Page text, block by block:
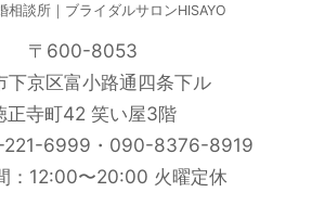
相談所｜ブライダルサロンHISAYO
〒600-8053
下京区富小路通四条下ル
正寺町42 笑い屋3階
221-6999 ・ 090-8376-8919
：12:00〜20:00 火曜定休